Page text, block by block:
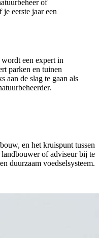
of
eerste jaar een
een expert in
parken en tuinen
aan de slag te gaan als
en het kruispunt tussen
of adviseur bij te
duurzaam voedselsysteem.